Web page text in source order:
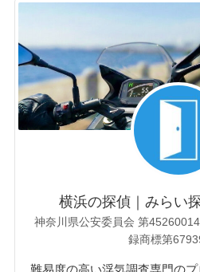
横浜の探偵｜みらい
神奈川県公安委員会 第
録商標第
難易度の高い浮気調査専門の